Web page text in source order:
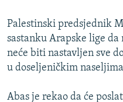
INFOGRAFIKE
KINA NA BALKANU
RSE PRIČE IZ SVIJETA
ISPRIČAJ MI
DNEVNO@RSE
Palestinski predsjednik
sastanku Arapske lige
neće biti nastavljen sve
u doseljeničkim
Abas je rekao da će